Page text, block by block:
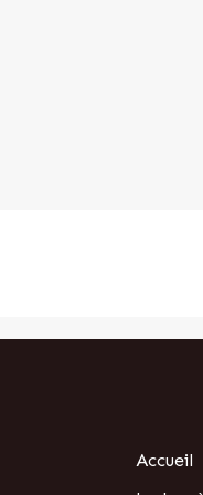
Accueil